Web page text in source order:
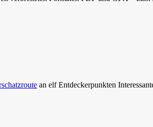
an elf Entdeckerpunkten